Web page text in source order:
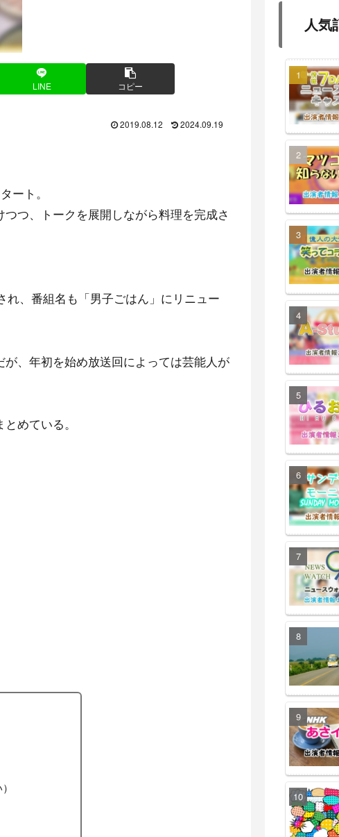
LINE コピー
2019.08.12 2024.09.19
ート。
つ、トークを展開しながら料理を完成さ
、番組名も「男子ごはん」にリニュー
、年初を始め放送回によっては芸能人が
めている。
人気